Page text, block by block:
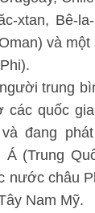
xtan, Bê-
và
trung
các quốc
đang
Á (Trung
nước châu
Nam Mỹ.